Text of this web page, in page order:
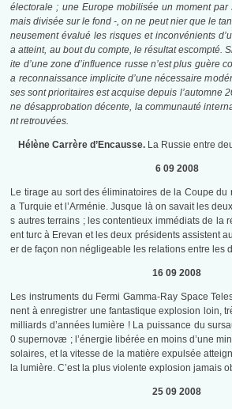
électorale ; une Europe mobilisée un moment par
mais divisée sur le fond -, on ne peut nier que le
neusement évalué les risques et inconvénients
a atteint, au bout du compte, le résultat escompté.
ite d’une zone d’influence russe n’est plus guère
a reconnaissance implicite d’une nécessaire
ses sont prioritaires est acquise depuis l’automne
ne désapprobation décente, la communauté
nt retrouvées.
Hélène Carrère d’Encausse. La Russie entre
6 09 2008
Le tirage au sort des éliminatoires de la Coupe du
a Turquie et l’Arménie. Jusque là on savait les
s autres terrains ; les contentieux immédiats de la
ent turc à Erevan et les deux présidents assistent
er de façon non négligeable les relations entre les
16 09 2008
Les instruments du Fermi Gamma-Ray Space
nent à enregistrer une fantastique explosion loin,
milliards d’années lumière ! La puissance du
0 supernovæ ; l’énergie libérée en moins d’une
solaires, et la vitesse de la matière expulsée
la lumière. C’est la plus violente explosion jamais
25 09 2008